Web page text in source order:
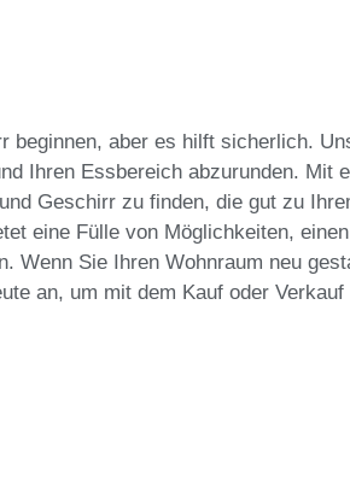
aber es hilft sicherlich.
Ihren Essbereich abzurunden. Mit
Geschirr zu finden, die gut zu
eine Fülle von Möglichkeiten,
Wenn Sie Ihren Wohnraum neu
an, um mit dem Kauf oder